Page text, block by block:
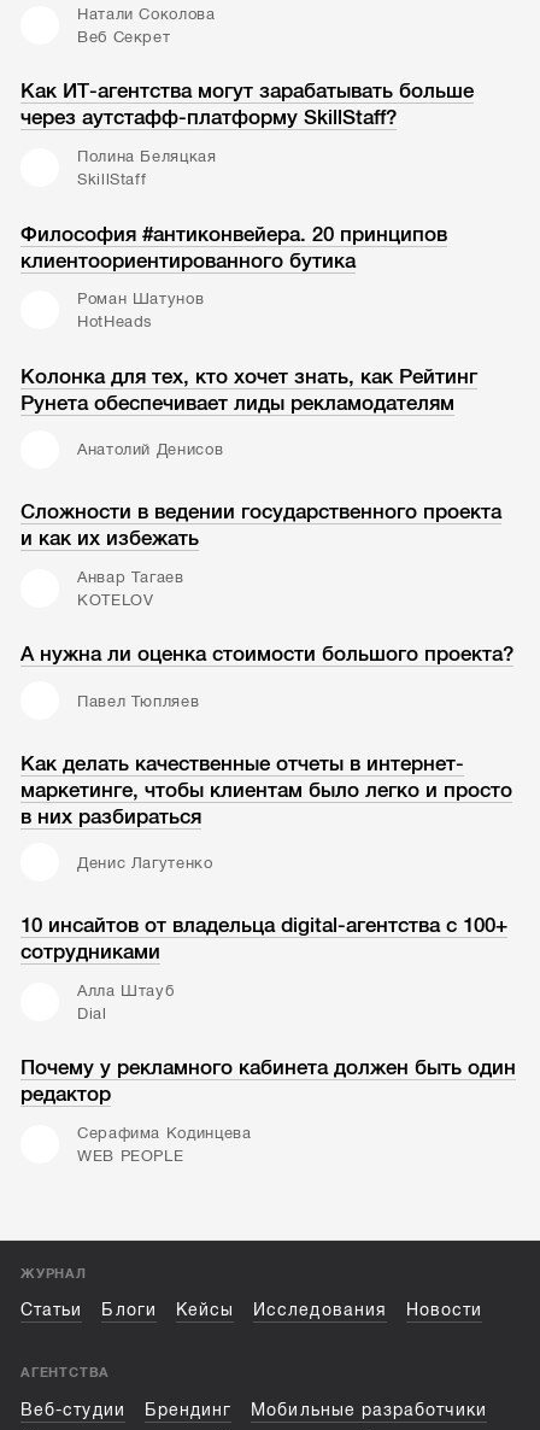
Натали Соколова
Веб Секрет
Как ИТ-агентства могут зарабатывать больше
через аутстафф-платформу SkillStaff?
Полина Беляцкая
SkillStaff
Философия #антиконвейера. 20 принципов
клиентоориентированного бутика
Роман Шатунов
HotHeads
Колонка для тех, кто хочет знать, как Рейтинг
Рунета обеспечивает лиды рекламодателям
Анатолий Денисов
Сложности в ведении государственного проекта
и как их избежать
Анвар Тагаев
KOTELOV
А нужна ли оценка стоимости большого проекта?
Павел Тюпляев
Как делать качественные отчеты в интернет-
маркетинге, чтобы клиентам было легко и просто
в них разбираться
Денис Лагутенко
10 инсайтов от владельца digital-агентства с 100+
сотрудниками
Алла Штауб
Dial
Почему у рекламного кабинета должен быть один
редактор
Серафима Кодинцева
WEB PEOPLE
ЖУРНАЛ
Статьи Блоги Кейсы Исследования Новости
АГЕНТСТВА
Веб-студии Брендинг
Мобильные разработчики